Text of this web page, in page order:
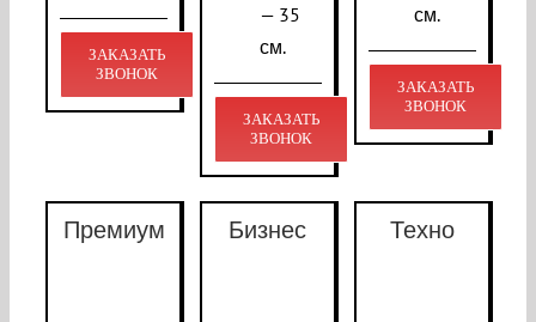
ЗАКАЗАТЬ
ЗВОНОК
— 35
см.
ЗАКАЗАТЬ
ЗВОНОК
см.
ЗАКАЗАТЬ
ЗВОНОК
Премиум Бизнес Техно